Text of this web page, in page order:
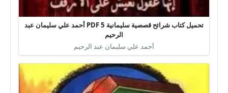
تحميل كتاب شرائح قصصية سليمانية 5 PDF أحمد علي سليمان عبد
الرحيم
أحمد علي سليمان عبد الرحيم